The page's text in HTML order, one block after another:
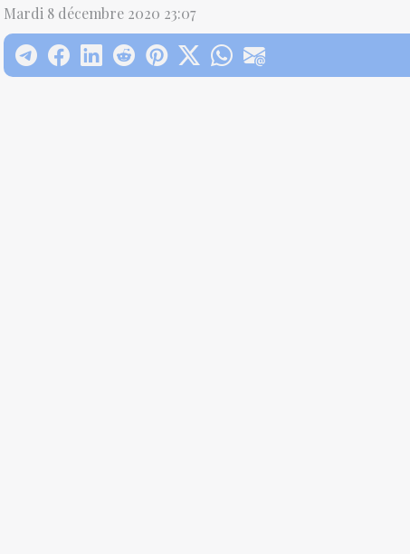
Mardi 8 décembre 2020 23:07